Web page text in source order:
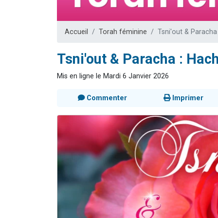
Il reste
12
3
2
2
Accueil Torah féminine Tsni'out &
Tsni'out & Paracha :
Mis en ligne le Mardi 6 Janvier 2026
Commenter Imprimer